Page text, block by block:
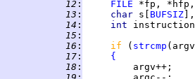
  12
: FILE *fp,
  13
: char s[ BUFSIZ
  14
: int
  15
:
  16
: if ( strcmp
  17
:
{
  18
: